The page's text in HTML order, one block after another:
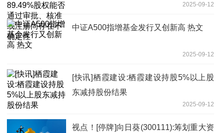
2025-09-12
中证A500指增基金发行又创新高 热文
2025-09-12
[快讯]栖霞建设:栖霞建设持股5%以上股
东减持股份结果
2025-09-12
视点！[停牌]向日葵(300111):筹划重大资